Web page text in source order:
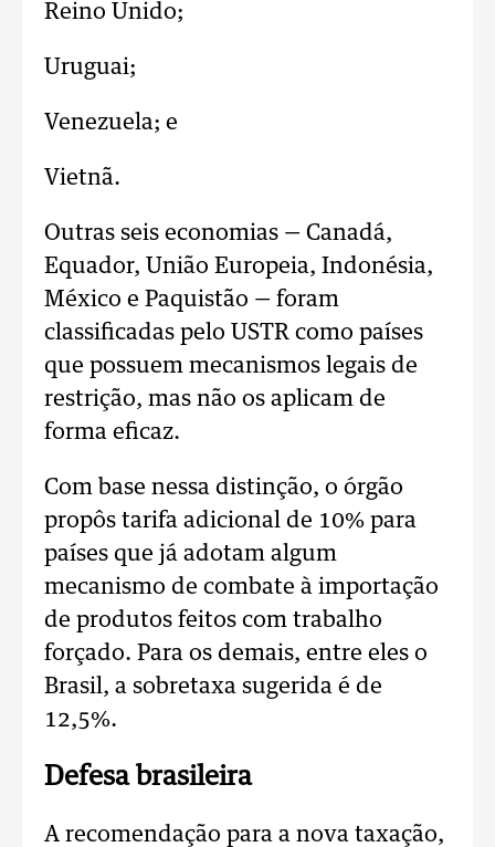
Reino Unido;
Uruguai;
Venezuela; e
Vietnã.
Outras seis economias — Canadá,
Equador, União Europeia, Indonésia,
México e Paquistão — foram
classificadas pelo USTR como países
que possuem mecanismos legais de
restrição, mas não os aplicam de
forma eficaz.
Com base nessa distinção, o órgão
propôs tarifa adicional de 10% para
países que já adotam algum
mecanismo de combate à importação
de produtos feitos com trabalho
forçado. Para os demais, entre eles o
Brasil, a sobretaxa sugerida é de
12,5%.
Defesa brasileira
A recomendação para a nova taxação,